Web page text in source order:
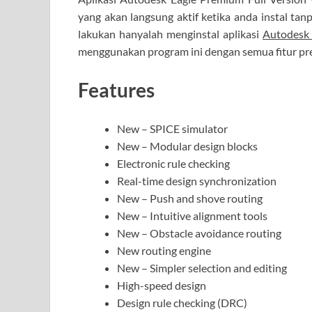
yang akan langsung aktif ketika anda instal
lakukan hanyalah menginstal aplikasi Autodesk
menggunakan program ini dengan semua fitur
Features
New – SPICE simulator
New – Modular design blocks
Electronic rule checking
Real-time design synchronization
New – Push and shove routing
New – Intuitive alignment tools
New – Obstacle avoidance routing
New routing engine
New – Simpler selection and editing
High-speed design
Design rule checking (DRC)